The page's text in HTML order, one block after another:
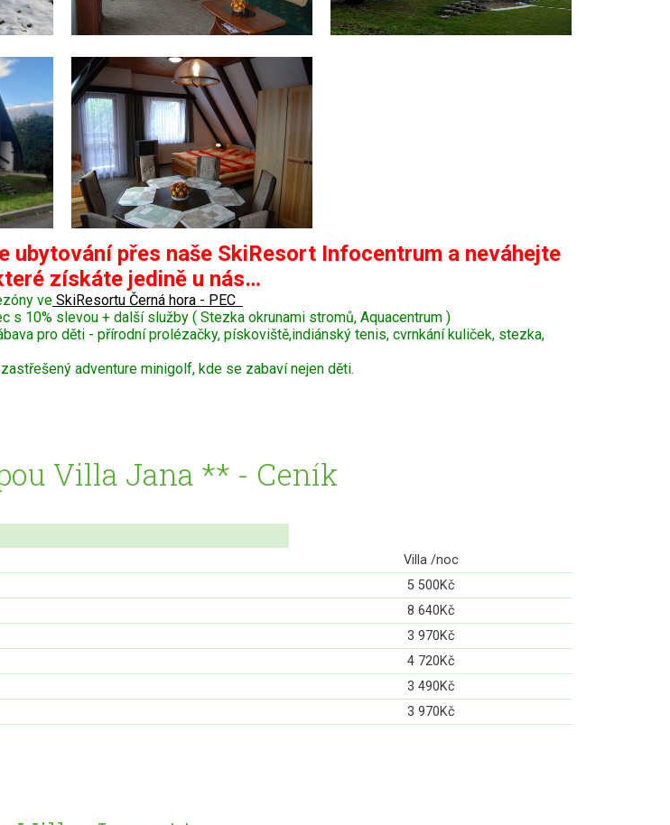
ubytování přes naše SkiResort Infocentrum a neváhejte
získáte jedině u nás…
ve SkiResortu Černá hora - PEC
s 10% slevou + další služby ( Stezka okrunami stromů, Aquacentrum )
pro děti - přírodní prolézačky, pískoviště,indiánský tenis, cvrnkání kuliček, stezka,
adventure minigolf, kde se zabaví nejen děti.
Villa Jana ** - Ceník
Villa /noc
5 500Kč
8 640Kč
3 970Kč
4 720Kč
3 490Kč
3 970Kč